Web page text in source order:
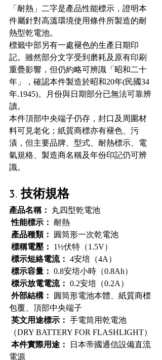
「耐熱」二字是產品性能標示，證明本
件屬針對高溫環境使用條件所製造的耐
熱型乾電池。
標籤中部另有一處褪色的生產日期印
記。雖然部分文字受到磨耗及原有印刷
重疊影響，但仍約略可辨識「昭和二十
年」，確認本件製造於昭和20年(民國34
年.1945)。月份與日期部分已無法可靠辨
讀。
本件頂部中央端子仍存，封口及周圍材
料可見老化；紙質商標亦有褪色、污
漬，但主要品牌、型式、耐熱標示、電
氣規格、製造商名稱及年份印記仍可辨
識。
3. 技術規格
產品名稱：
丸四型乾電池
性能標示： 耐熱
產品種類：
圓筒形一次乾電池
標稱電壓：
1½伏特（1.5V）
標示短絡電流： 4安培（4A）
標示容量： 0.8安培小時（0.8Ah）
標示放電電流： 0.2安培（0.2A）
外部結構：
圓筒形電池本體、紙質商標
包覆、頂部中央端子
英文用途標示： 手電筒用乾電池
（DRY BATTERY FOR FLASHLIGHT）
本件實際用途：
日本帝國通信設備直流
電源